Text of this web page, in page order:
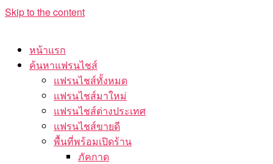
Skip to the content
หน้าแรก
ค้นหาแฟรนไชส์
แฟรนไชส์ทั้งหมด
แฟรนไชส์มาใหม่
แฟรนไชส์ต่างประเทศ
แฟรนไชส์ขายดี
พื้นที่พร้อมเปิดร้าน
ภัคกาด